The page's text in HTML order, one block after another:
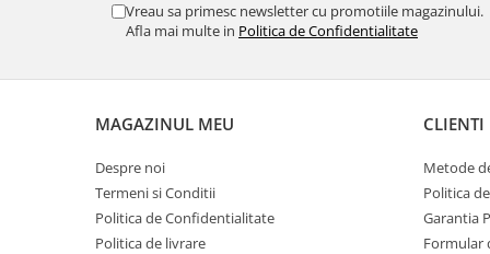
FLOWER FESTIVAL RED
CHIQUE STRIPES VERDE
Royal White
CHIQUE STRIPES GALBEN
CHIQUE GALBEN
Vreau sa primesc newsletter cu promotiile magazinului.
Afla mai multe in Politica de Confidentialitate
MAGAZINUL MEU
Despre noi
Termeni si Conditii
Politica de Confidentialitate
Politica de livrare
CLIENTI
Metode
Politica
Garantia
Formular